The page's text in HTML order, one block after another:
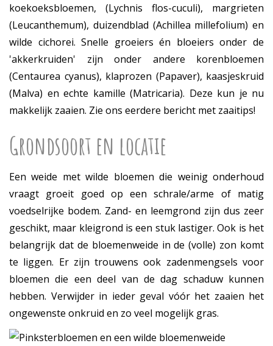
koekoeksbloemen, (Lychnis flos-cuculi), margrieten
(Leucanthemum), duizendblad (Achillea millefolium) en
wilde cichorei. Snelle groeiers én bloeiers onder de
'akkerkruiden' zijn onder andere korenbloemen
(Centaurea cyanus), klaprozen (Papaver), kaasjeskruid
(Malva) en echte kamille (Matricaria). Deze kun je nu
makkelijk zaaien. Zie ons eerdere bericht met zaaitips!
Grondsoort en locatie
Een weide met wilde bloemen die weinig onderhoud
vraagt groeit goed op een schrale/arme of matig
voedselrijke bodem. Zand- en leemgrond zijn dus zeer
geschikt, maar kleigrond is een stuk lastiger. Ook is het
belangrijk dat de bloemenweide in de (volle) zon komt
te liggen. Er zijn trouwens ook zadenmengsels voor
bloemen die een deel van de dag schaduw kunnen
hebben. Verwijder in ieder geval vóór het zaaien het
ongewenste onkruid en zo veel mogelijk gras.